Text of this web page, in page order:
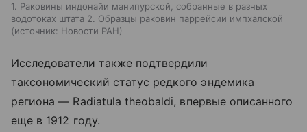
1. Раковины индонайи манипурской, собранные в разных
водотоках штата 2. Образцы раковин паррейсии импхалской
источник: Новости РАН
Исследователи также подтвердили
таксономический статус редкого эндемика
региона — Radiatula theobaldi, впервые описанного
еще в 1912 году.